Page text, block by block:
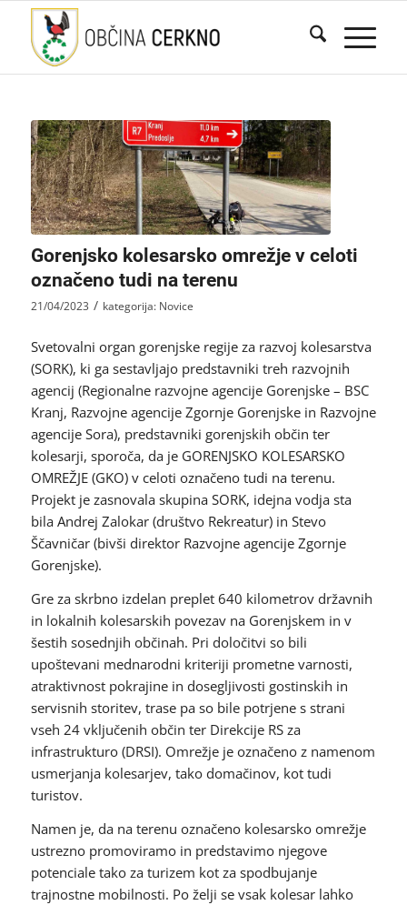
Gorenjsko kolesarsko omrežje v celoti
označeno tudi na terenu
21/04/2023 / kategorija: Novice
Svetovalni organ gorenjske regije za razvoj kolesarstva
(SORK), ki ga sestavljajo predstavniki treh razvojnih
agencij (Regionalne razvojne agencije Gorenjske – BSC
Kranj, Razvojne agencije Zgornje Gorenjske in Razvojne
agencije Sora), predstavniki gorenjskih občin ter
kolesarji, sporoča, da je GORENJSKO KOLESARSKO
OMREŽJE (GKO) v celoti označeno tudi na terenu.
Projekt je zasnovala skupina SORK, idejna vodja sta
bila Andrej Zalokar (društvo Rekreatur) in Stevo
Ščavničar (bivši direktor Razvojne agencije Zgornje
Gorenjske).
Gre za skrbno izdelan preplet 640 kilometrov državnih
in lokalnih kolesarskih povezav na Gorenjskem in v
šestih sosednjih občinah. Pri določitvi so bili
upoštevani mednarodni kriteriji prometne varnosti,
atraktivnost pokrajine in dosegljivosti gostinskih in
servisnih storitev, trase pa so bile potrjene s strani
vseh 24 vključenih občin ter Direkcije RS za
infrastrukturo (DRSI). Omrežje je označeno z namenom
usmerjanja kolesarjev, tako domačinov, kot tudi
turistov.
Namen je, da na terenu označeno kolesarsko omrežje
ustrezno promoviramo in predstavimo njegove
potenciale tako za turizem kot za spodbujanje
trajnostne mobilnosti. Po želji se vsak kolesar lahko